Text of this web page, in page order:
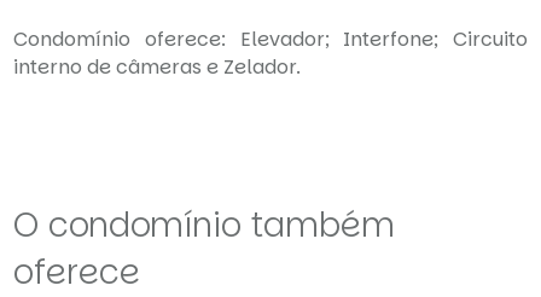
Condomínio oferece: Elevador; Interfone; Circuito
interno de câmeras e Zelador.
O condomínio também
oferece